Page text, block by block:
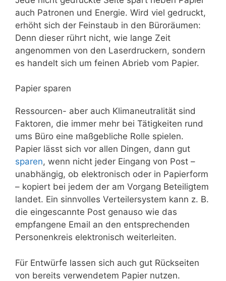
auch Patronen und Energie. Wird viel gedruckt,
erhöht sich der Feinstaub in den Büroräumen:
Denn dieser rührt nicht, wie lange Zeit
angenommen von den Laserdruckern, sondern
es handelt sich um feinen Abrieb vom Papier.
Papier sparen
Ressourcen- aber auch Klimaneutralität sind
Faktoren, die immer mehr bei Tätigkeiten rund
ums Büro eine maßgebliche Rolle spielen.
Papier lässt sich vor allen Dingen, dann gut
sparen, wenn nicht jeder Eingang von Post –
unabhängig, ob elektronisch oder in Papierform
– kopiert bei jedem der am Vorgang Beteiligtem
landet. Ein sinnvolles Verteilersystem kann z. B.
die eingescannte Post genauso wie das
empfangene Email an den entsprechenden
Personenkreis elektronisch weiterleiten.
Für Entwürfe lassen sich auch gut Rückseiten
von bereits verwendetem Papier nutzen.